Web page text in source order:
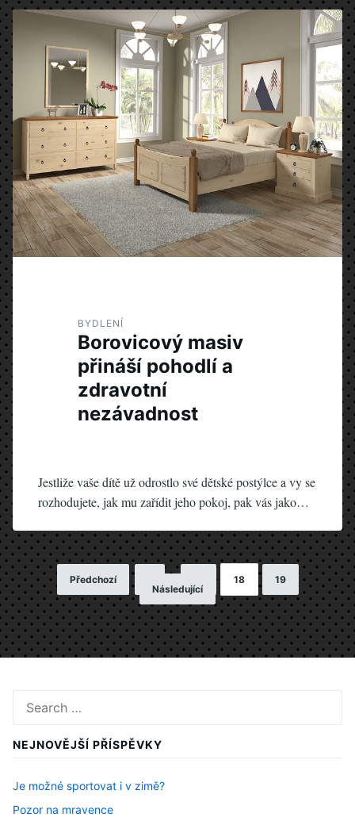
BYDLENÍ
Borovicový masiv
přináší pohodlí a
zdravotní
nezávadnost
Jestliže vaše dítě už odrostlo své dětské postýlce a vy se
rozhodujete, jak mu zařídit jeho pokoj, pak vás jako…
Stránkování
příspěvků
Předchozí 18
19
Následující
for:
NEJNOVĚJŠÍ PŘÍSPĚVKY
Je možné sportovat i v zimě?
Pozor na mravence